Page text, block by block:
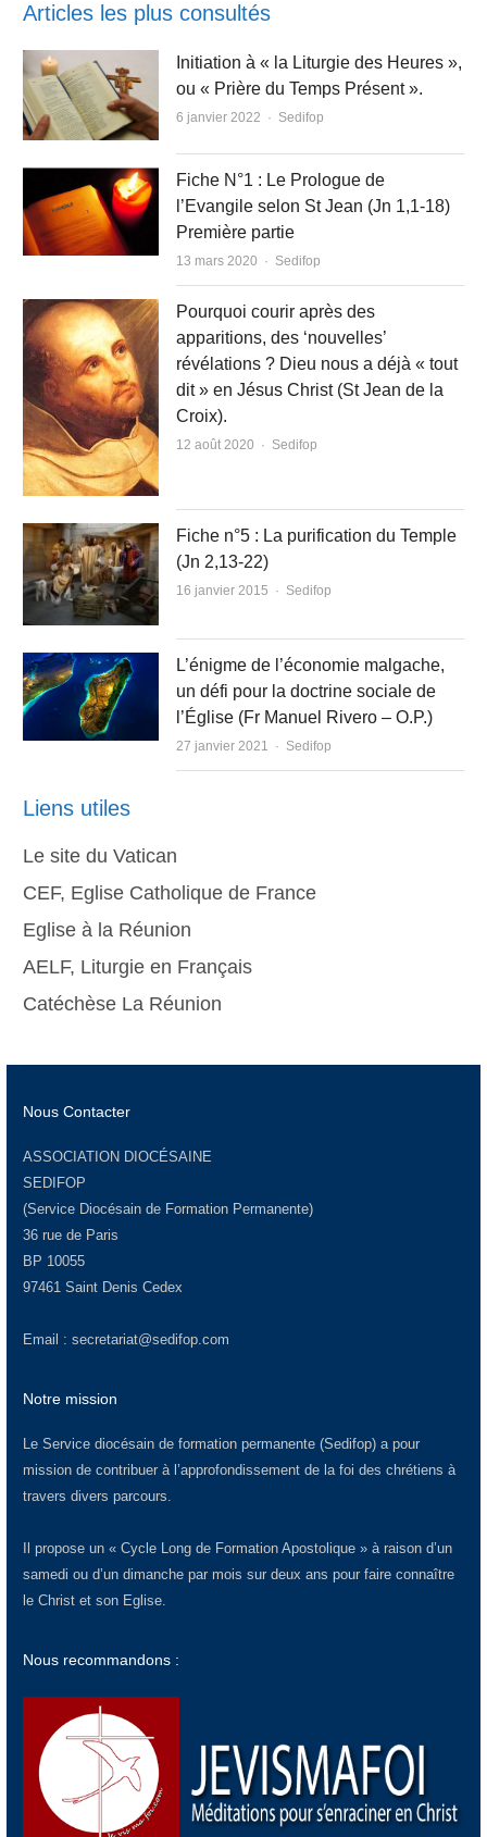
Articles les plus consultés
Initiation à « la Liturgie des Heures »,
ou « Prière du Temps Présent ».
6 janvier 2022 Author
Sedifop
Fiche N°1 : Le Prologue de
l’Evangile selon St Jean (Jn 1,1-18)
Première partie
13 mars 2020 Author
Sedifop
Pourquoi courir après des
apparitions, des ‘nouvelles’
révélations ? Dieu nous a déjà « tout
dit » en Jésus Christ (St Jean de la
Croix).
12 août 2020 Author
Sedifop
Fiche n°5 : La purification du Temple
(Jn 2,13-22)
16 janvier 2015 Author
Sedifop
L’énigme de l’économie malgache,
un défi pour la doctrine sociale de
l’Église (Fr Manuel Rivero – O.P.)
27 janvier 2021 Author
Sedifop
Liens utiles
Le site du Vatican
CEF, Eglise Catholique de France
Eglise à la Réunion
AELF, Liturgie en Français
Catéchèse La Réunion
Nous Contacter
ASSOCIATION DIOCÉSAINE
SEDIFOP
(Service Diocésain de Formation Permanente)
36 rue de Paris
BP 10055
97461 Saint Denis Cedex
Email : secretariat@sedifop.com
Notre mission
Le Service diocésain de formation permanente (Sedifop) a pour
mission de contribuer à l’approfondissement de la foi des chrétiens à
travers divers parcours.
Il propose un « Cycle Long de Formation Apostolique » à raison d’un
samedi ou d’un dimanche par mois sur deux ans pour faire connaître
le Christ et son Eglise.
Nous recommandons :